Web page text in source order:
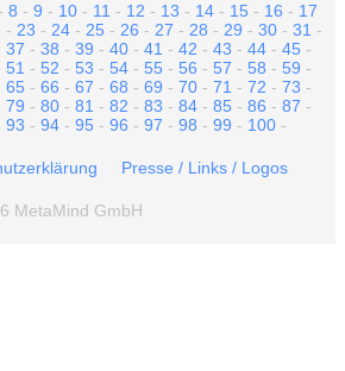
- 8 - 9 - 10 - 11 - 12 - 13 - 14 - 15 - 16 - 17
- 23 - 24 - 25 - 26 - 27 - 28 - 29 - 30 - 31 -
37 - 38 - 39 - 40 - 41 - 42 - 43 - 44 - 45 -
51 - 52 - 53 - 54 - 55 - 56 - 57 - 58 - 59 -
65 - 66 - 67 - 68 - 69 - 70 - 71 - 72 - 73 -
79 - 80 - 81 - 82 - 83 - 84 - 85 - 86 - 87 -
93 - 94 - 95 - 96 - 97 - 98 - 99 - 100 -
Presse / Links / Logos
MetaMind GmbH